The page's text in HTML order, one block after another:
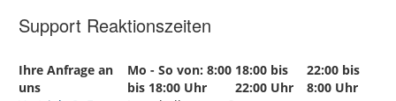
Support Reaktionszeiten
Ihre Anfrage an
uns
Mo - So von: 8:00
bis 18:00 Uhr
18:00 bis
22:00 Uhr
22:00 bis
8:00 Uhr